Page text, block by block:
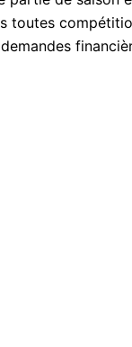
toutes
demandes